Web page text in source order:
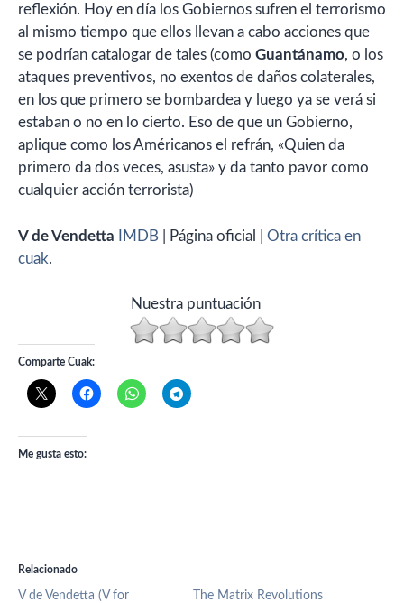
reflexión. Hoy en día los Gobiernos sufren el terrorismo
al mismo tiempo que ellos llevan a cabo acciones que
se podrían catalogar de tales (como Guantánamo, o los
ataques preventivos, no exentos de daños colaterales,
en los que primero se bombardea y luego ya se verá si
estaban o no en lo cierto. Eso de que un Gobierno,
aplique como los Américanos el refrán, «Quien da
primero da dos veces, asusta» y da tanto pavor como
cualquier acción terrorista)
V de Vendetta IMDB | Página oficial | Otra crítica en
cuak.
Nuestra puntuación
Comparte Cuak:
Me gusta esto:
Relacionado
V de Vendetta (V for
The Matrix Revolutions